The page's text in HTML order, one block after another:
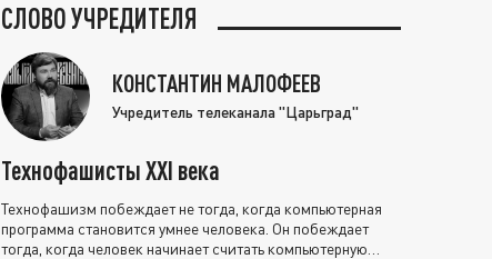
СЛОВО УЧРЕДИТЕЛЯ
КОНСТАНТИН МАЛОФЕЕВ
Учредитель телеканала "Царьград"
Технофашисты XXI века
Технофашизм побеждает не тогда, когда компьютерная
программа становится умнее человека. Он побеждает
тогда, когда человек начинает считать компьютерную